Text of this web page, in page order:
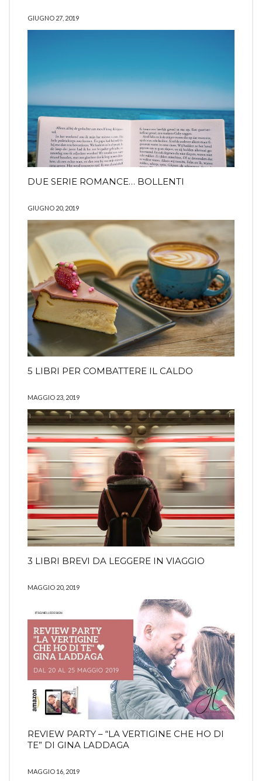
GIUGNO 27, 2019
DUE SERIE ROMANCE… BOLLENTI
GIUGNO 20, 2019
5 LIBRI PER COMBATTERE IL CALDO
MAGGIO 23, 2019
3 LIBRI BREVI DA LEGGERE IN VIAGGIO
MAGGIO 20, 2019
REVIEW PARTY – “LA VERTIGINE CHE HO DI
TE” DI GINA LADDAGA
MAGGIO 16, 2019